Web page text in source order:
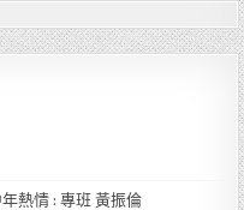
熱情 : 專班 黃振倫